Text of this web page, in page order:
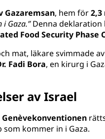
Gazaremsan, hem för
i Gaza.”Denna deklaration
Food Security Phase
mat, läkare svimmade
Fadi Bora, en kirurg i
av Israel
kommer in i Gaza.